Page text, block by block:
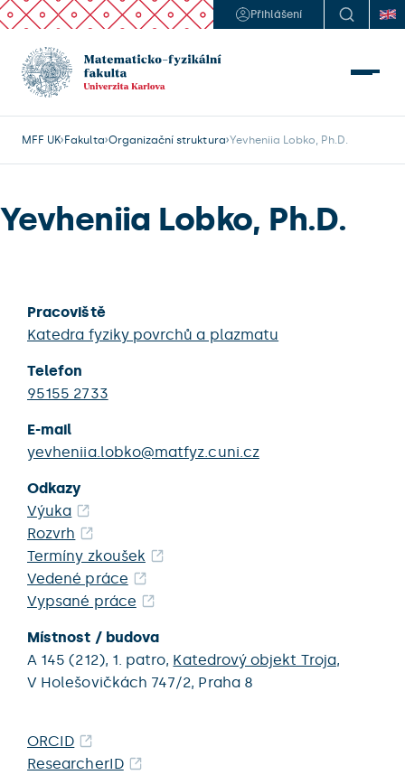
Přihlášení
MFF UK Fakulta Organizační struktura Yevheniia Lobko, Ph.D.
Yevheniia Lobko, Ph.D.
Pracoviště
Katedra fyziky povrchů a plazmatu
Telefon
95155 2733
E-mail
yevheniia.lobko@matfyz.cuni.cz
Odkazy
Výuka
Rozvrh
Termíny zkoušek
Vedené práce
Vypsané práce
Místnost / budova
A 145 (212), 1. patro, Katedrový objekt Troja,
V Holešovičkách 747/2, Praha 8
ORCID
ResearcherID